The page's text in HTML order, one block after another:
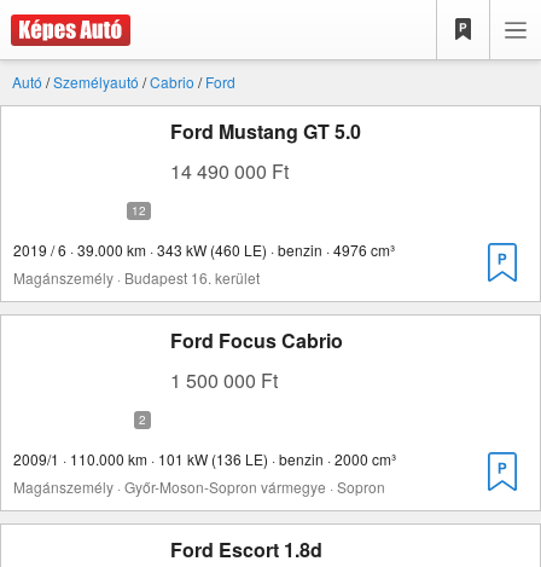
Autó /Személyautó /Cabrio /Ford
Ford Mustang GT 5.0
14 490 000 Ft
2019 / 6 · 39.000 km · 343 kW (460 LE) · benzin · 4976 cm³
Magánszemély · Budapest 16. kerület
Ford Focus Cabrio
1 500 000 Ft
2009/1 · 110.000 km · 101 kW (136 LE) · benzin · 2000 cm³
Magánszemély · Győr-Moson-Sopron vármegye · Sopron
Ford Escort 1.8d